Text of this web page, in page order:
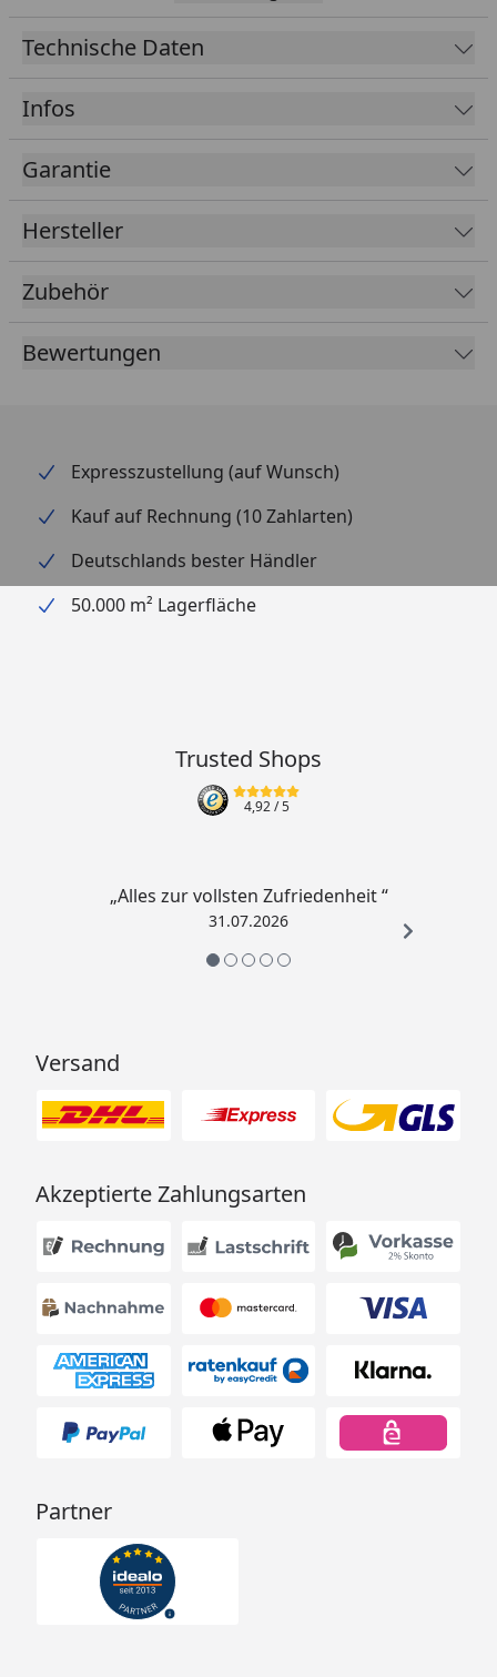
Der 88 cm lange Stiel besteht aus Aluminium.
Technische Daten
Infos
Garantie
Hersteller
Zubehör
Bewertungen
Expresszustellung (auf Wunsch)
Kauf auf Rechnung (10 Zahlarten)
Deutschlands bester Händler
50.000 m² Lagerfläche
Trusted Shops
4,92/ 5
„Alles zur vollsten Zufriedenheit “
31.07.2026
Versand
Akzeptierte Zahlungsarten
Partner